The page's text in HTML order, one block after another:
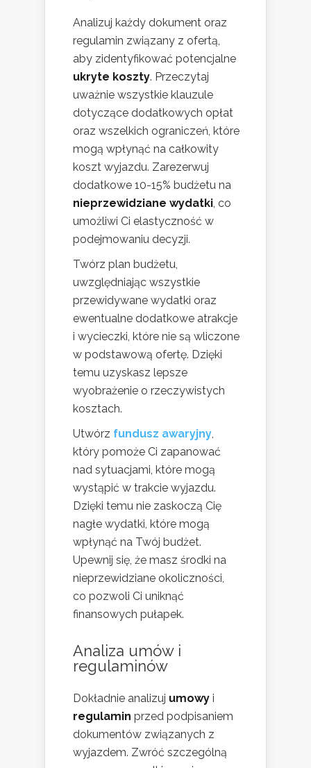
Analizuj każdy dokument oraz
regulamin związany z ofertą,
aby zidentyfikować potencjalne
ukryte koszty. Przeczytaj
uważnie wszystkie klauzule
dotyczące dodatkowych opłat
oraz wszelkich ograniczeń, które
mogą wpłynąć na całkowity
koszt wyjazdu. Zarezerwuj
dodatkowe 10-15% budżetu na
nieprzewidziane wydatki , co
umożliwi Ci elastyczność w
podejmowaniu decyzji.
Twórz plan budżetu,
uwzględniając wszystkie
przewidywane wydatki oraz
ewentualne dodatkowe atrakcje
i wycieczki, które nie są wliczone
w podstawową ofertę. Dzięki
temu uzyskasz lepsze
wyobrażenie o rzeczywistych
kosztach.
Utwórz fundusz awaryjny
który pomoże Ci zapanować
nad sytuacjami, które mogą
wystąpić w trakcie wyjazdu.
Dzięki temu nie zaskoczą Cię
nagłe wydatki, które mogą
wpłynąć na Twój budżet.
Upewnij się, że masz środki na
nieprzewidziane okoliczności,
co pozwoli Ci uniknąć
finansowych pułapek.
Analiza umów i
regulaminów
Dokładnie analizuj umowy i
regulamin przed podpisaniem
dokumentów związanych z
wyjazdem. Zwróć szczególną